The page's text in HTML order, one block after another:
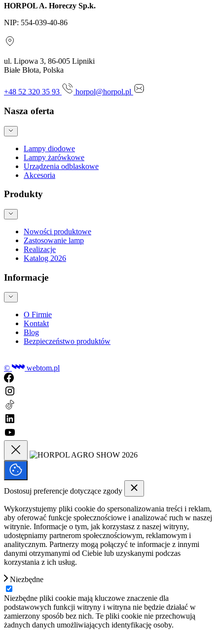
HORPOL A. Horeczy Sp.k.
NIP: 554-039-40-86
ul. Lipowa 3, 86-005 Lipniki
Białe Błota, Polska
+48 52 320 35 93 horpol@horpol.pl
Nasza oferta
Lampy diodowe
Lampy żarówkowe
Urządzenia odblaskowe
Akcesoria
Produkty
Nowości produktowe
Zastosowanie lamp
Realizacje
Katalog 2026
Informacje
O Firmie
Kontakt
Blog
Bezpieczeństwo produktów
© webtom.pl
Dostosuj preferencje dotyczące zgody
Wykorzystujemy pliki cookie do spersonalizowania treści i reklam,
aby oferować funkcje społecznościowe i analizować ruch w naszej
witrynie. Informacje o tym, jak korzystasz z naszej witryny,
udostępniamy partnerom społecznościowym, reklamowym i
analitycznym. Partnerzy mogą połączyć te informacje z innymi
danymi otrzymanymi od Ciebie lub uzyskanymi podczas
korzystania z ich usług.
Niezbędne
Niezbędne pliki cookie mają kluczowe znaczenie dla
podstawowych funkcji witryny i witryna nie będzie działać w
zamierzony sposób bez nich. Te pliki cookie nie przechowują
żadnych danych umożliwiających identyfikację osoby.